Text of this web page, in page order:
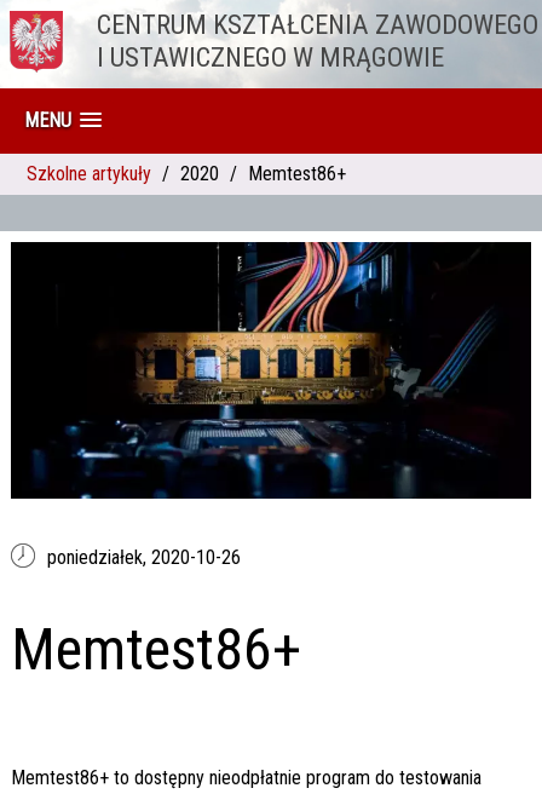
Przejdź do treściCENTRUM KSZTAŁCENIA ZAWODOWEGO
I USTAWICZNEGO W MRĄGOWIE
MENU
Szkolne artykuły 2020 Memtest86+
poniedziałek, 2020-10-26
Memtest86+
Memtest86+ to dostępny nieodpłatnie program do testowania